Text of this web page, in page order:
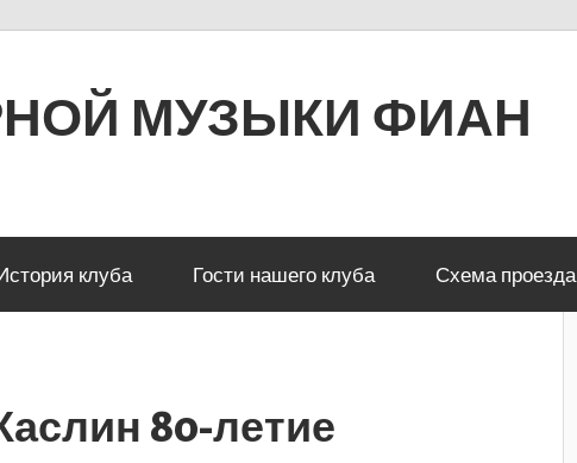
МУЗЫКИ ФИАН
клуба Гости нашего клуба Схема проезда
80-летие